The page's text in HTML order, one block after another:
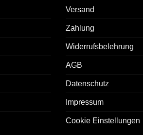
Versand
Zahlung
Widerrufsbelehrung
AGB
Datenschutz
Impressum
Cookie Einstellungen